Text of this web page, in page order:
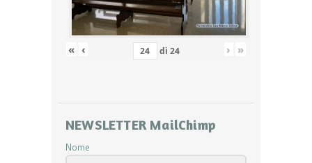
« ‹ di 24 › »
NEWSLETTER MailChimp
Nome